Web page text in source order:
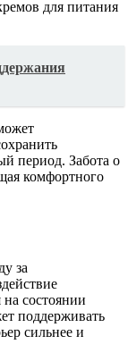
для питания
период. Забота о
комфортного
за
на состоянии
поддерживать
сильнее и